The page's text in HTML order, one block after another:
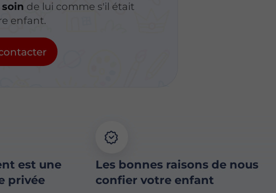
de lui comme s'il était
enfant.
est une
privée
Les bonnes raisons de nous
confier votre enfant